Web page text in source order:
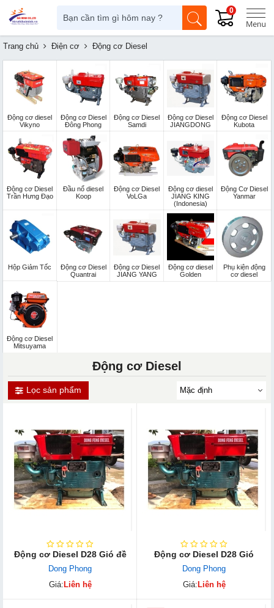
0
Trang chủ Điện cơ Động cơ Diesel
Động cơ diesel
Vikyno
Động cơ Diesel
Đông Phong
Động cơ Diesel
Samdi
Động cơ Diesel
JIANGDONG
Động cơ Diesel
Kubota
Động cơ Diesel
Trần Hưng Đạo
Đầu nổ diesel
Koop
Động cơ Diesel
VoLGa
Động cơ diesel
JIANG KING
(Indonesia)
Động Cơ Diesel
Yanmar
Hộp Giảm Tốc
Động cơ Diesel
Quantrai
Động cơ Diesel
JIANG YANG
Động cơ diesel
Golden
Phụ kiện động
cơ diesel
Động cơ Diesel
Mitsuyama
Động cơ Diesel
Lọc sản phẩm
Động cơ Diesel D28 Gió đề
Dong Phong
Giá: Liên hệ
Động cơ Diesel D28 Gió
Dong Phong
Giá: Liên hệ